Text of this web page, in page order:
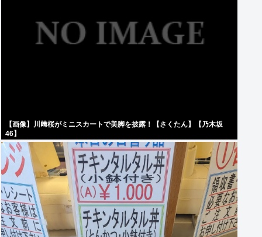
【画像】川﨑桜がミニスカートで美脚を披露！【さくたん】【乃木坂
46】